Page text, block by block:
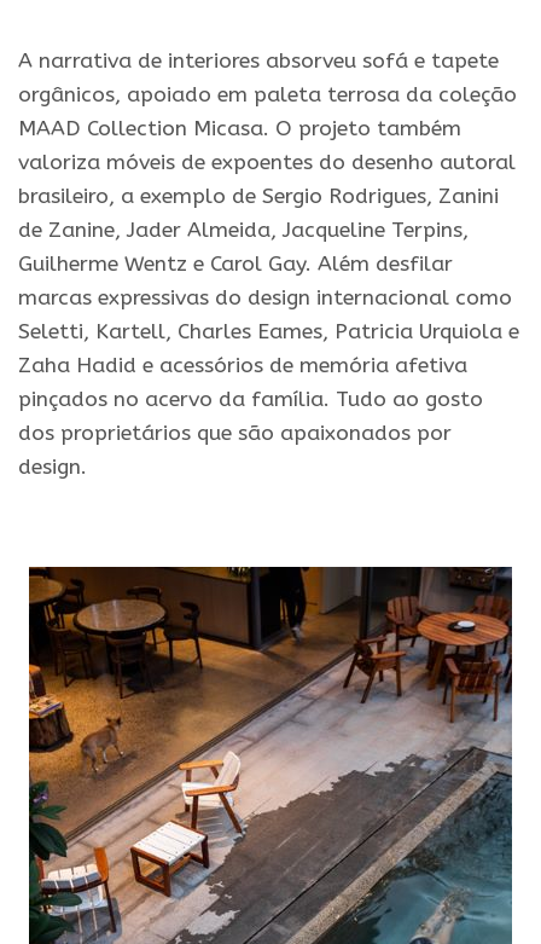
A narrativa de interiores absorveu sofá e tapete
orgânicos, apoiado em paleta terrosa da coleção
MAAD Collection Micasa. O projeto também
valoriza móveis de expoentes do desenho autoral
brasileiro, a exemplo de Sergio Rodrigues, Zanini
de Zanine, Jader Almeida, Jacqueline Terpins,
Guilherme Wentz e Carol Gay. Além desfilar
marcas expressivas do design internacional como
Seletti, Kartell, Charles Eames, Patricia Urquiola e
Zaha Hadid e acessórios de memória afetiva
pinçados no acervo da família. Tudo ao gosto
dos proprietários que são apaixonados por
design.